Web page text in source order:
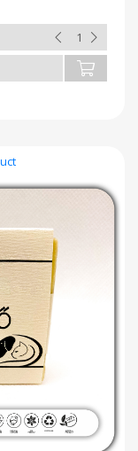
védi ajkait.
választás lehet
számára ez a
g